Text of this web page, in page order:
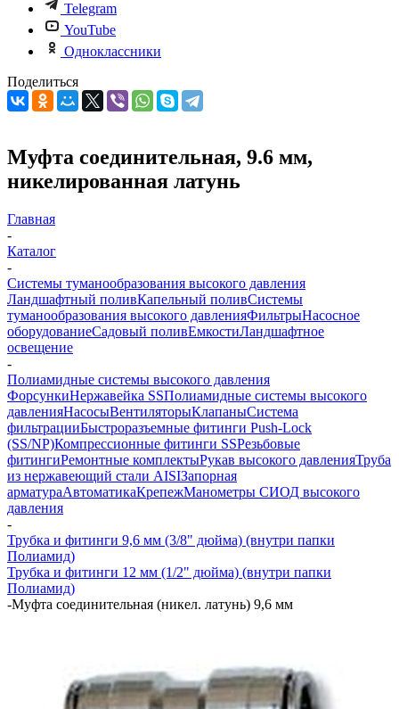
Telegram
YouTube
Одноклассники
Поделиться
Муфта соединительная, 9.6 мм,
никелированная латунь
Главная
-
Каталог
-
Системы туманообразования высокого давления
Ландшафтный поливКапельный поливСистемы
туманообразования высокого давленияФильтрыНасосное
оборудованиеСадовый поливЕмкостиЛандшафтное
освещение
-
Полиамидные системы высокого давления
ФорсункиНержавейка SSПолиамидные системы высокого
давленияНасосыВентиляторыКлапаныСистема
фильтрацииБыстроразъемные фитинги Push-Lock
(SS/NP)Компрессионные фитинги SSРезьбовые
фитингиРемонтные комплектыРукав высокого давленияТруба
из нержавеющий стали AISIЗапорная
арматураАвтоматикаКрепежМанометры СИОД высокого
давления
-
Трубка и фитинги 9,6 мм (3/8" дюйма) (внутри папки
Полиамид)
Трубка и фитинги 12 мм (1/2" дюйма) (внутри папки
Полиамид)
-Муфта соединительная (никел. латунь) 9,6 мм